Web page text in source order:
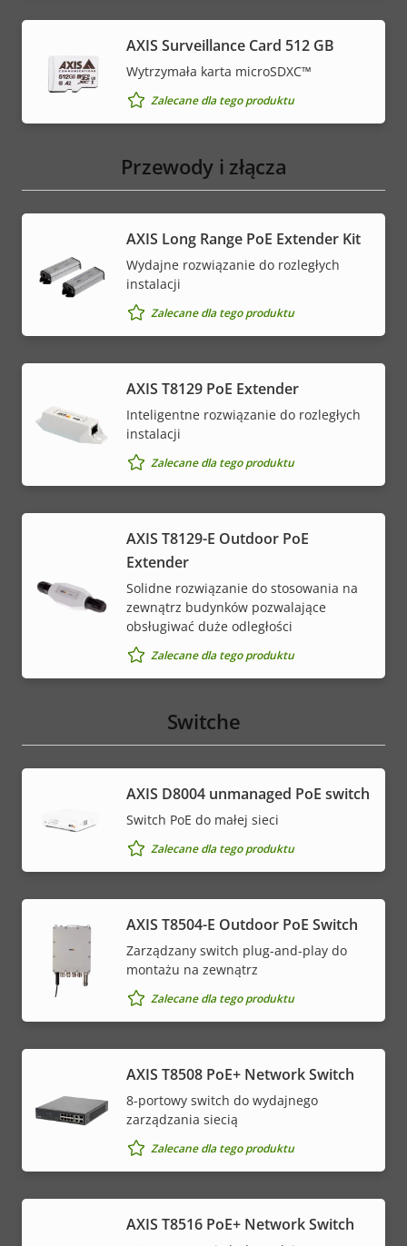
AXIS Surveillance Card 512 GB
Wytrzymała karta microSDXC™
Zalecane dla tego produktu
Przewody i złącza
AXIS Long Range PoE Extender Kit
Wydajne rozwiązanie do rozległych
instalacji
Zalecane dla tego produktu
AXIS T8129 PoE Extender
Inteligentne rozwiązanie do rozległych
instalacji
Zalecane dla tego produktu
AXIS T8129-E Outdoor PoE
Extender
Solidne rozwiązanie do stosowania na
zewnątrz budynków pozwalające
obsługiwać duże odległości
Zalecane dla tego produktu
Switche
AXIS ​D8004 unmanaged PoE switch
Switch PoE do małej sieci
Zalecane dla tego produktu
AXIS T8504-E Outdoor PoE Switch
Zarządzany switch plug-and-play do
montażu na zewnątrz
Zalecane dla tego produktu
AXIS T8508 PoE+ Network Switch
8-portowy switch do wydajnego
zarządzania siecią
Zalecane dla tego produktu
AXIS T8516 PoE+ Network Switch